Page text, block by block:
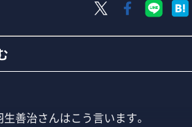
善治さんはこう言います。